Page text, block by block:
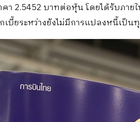
2.5452 บาทต่อหุ้น โดยได้รับภาย
บี้ยระหว่างยังไม่มีการแปลงหนี้เป็น